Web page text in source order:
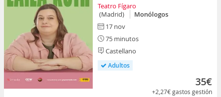
Teatro Fígaro
(Madrid)
Monólogos
17 nov
75 minutos
Castellano
Adultos
35€
+2,27€gastos gestión